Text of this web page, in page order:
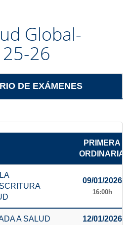
Global-
26
DE EXÁMENES
PRIMERA
ORDINARIA
09/01/2026
16:00h
A SALUD
12/01/2026